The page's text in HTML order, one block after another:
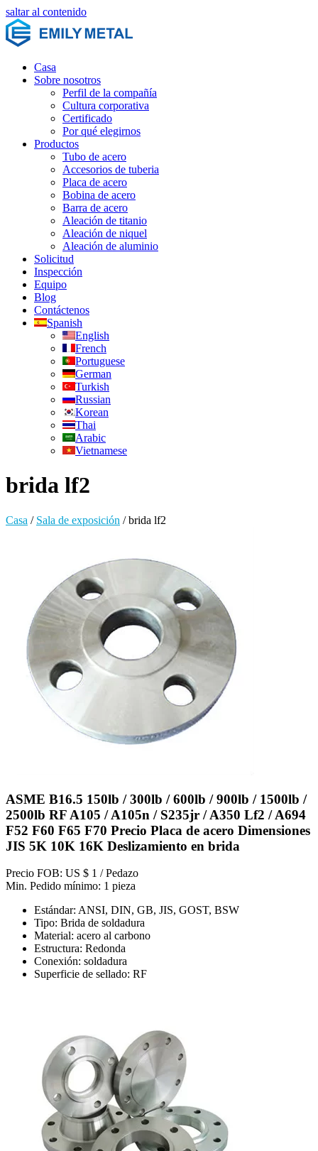
saltar al contenido
Casa
Sobre nosotros
Perfil de la compañía
Cultura corporativa
Certificado
Por qué elegirnos
Productos
Tubo de acero
Accesorios de tuberia
Placa de acero
Bobina de acero
Barra de acero
Aleación de titanio
Aleación de niquel
Aleación de aluminio
Solicitud
Inspección
Equipo
Blog
Contáctenos
Spanish
English
French
Portuguese
German
Turkish
Russian
Korean
Thai
Arabic
Vietnamese
brida lf2
Casa / Sala de exposición /brida lf2
ASME B16.5 150lb / 300lb / 600lb / 900lb / 1500lb /
2500lb RF A105 / A105n / S235jr / A350 Lf2 / A694
F52 F60 F65 F70 Precio Placa de acero Dimensiones
JIS 5K 10K 16K Deslizamiento en brida
Precio FOB: US $ 1 / Pedazo
Min. Pedido mínimo: 1 pieza
Estándar: ANSI, DIN, GB, JIS, GOST, BSW
Tipo: Brida de soldadura
Material: acero al carbono
Estructura: Redonda
Conexión: soldadura
Superficie de sellado: RF